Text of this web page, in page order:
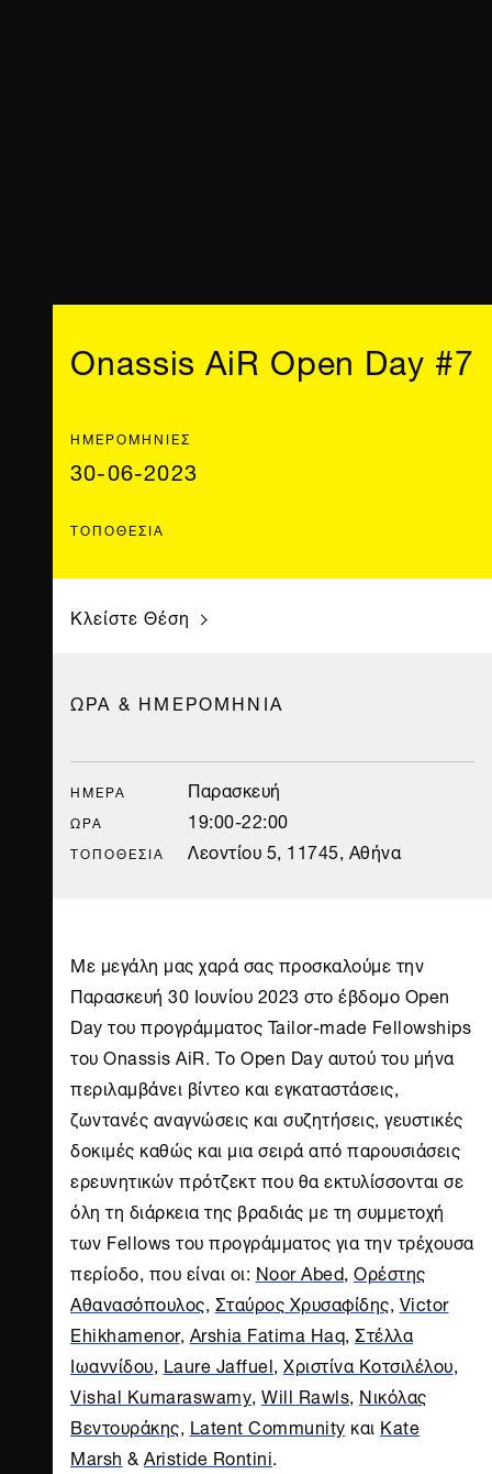
Onassis AiR Open Day #7
ΗΜΕΡΟΜΗΝΊΕΣ
30-06-2023
ΤΟΠΟΘΕΣΊΑ
Κλείστε Θέση
ΩΡΑ & ΗΜΕΡΟΜΗΝΙΑ
ΗΜΈΡΑ Παρασκευή
ΏΡΑ 19:00-22:00
ΤΟΠΟΘΕΣΊΑ Λεοντίου 5, 11745, Αθήνα
Με μεγάλη μας χαρά σας προσκαλούμε την
Παρασκευή 30 Ιουνίου 2023 στο έβδομο Open
Day του προγράμματος Tailor-made Fellowships
τουOnassis AiR. Το Open Day αυτού του μήνα
περιλαμβάνει βίντεο και εγκαταστάσεις,
ζωντανές αναγνώσεις και συζητήσεις, γευστικές
δοκιμές καθώς και μια σειρά από παρουσιάσεις
ερευνητικών πρότζεκτ που θα εκτυλίσσονται σε
όλη τη διάρκεια της βραδιάς με τη συμμετοχή
των Fellows του προγράμματος για την τρέχουσα
περίοδο, που είναι οι: Noor Abed,Ορέστης
Αθανασόπουλος,Σταύρος Χρυσαφίδης,Victor
Ehikhamenor,Arshia Fatima Haq,Στέλλα
Ιωαννίδου, Laure Jaffuel,Χριστίνα Κοτσιλέλου,
Vishal Kumaraswamy,Will Rawls, Νικόλας
Βεντουράκης, Latent Community και Kate
Marsh &Aristide Rontini.